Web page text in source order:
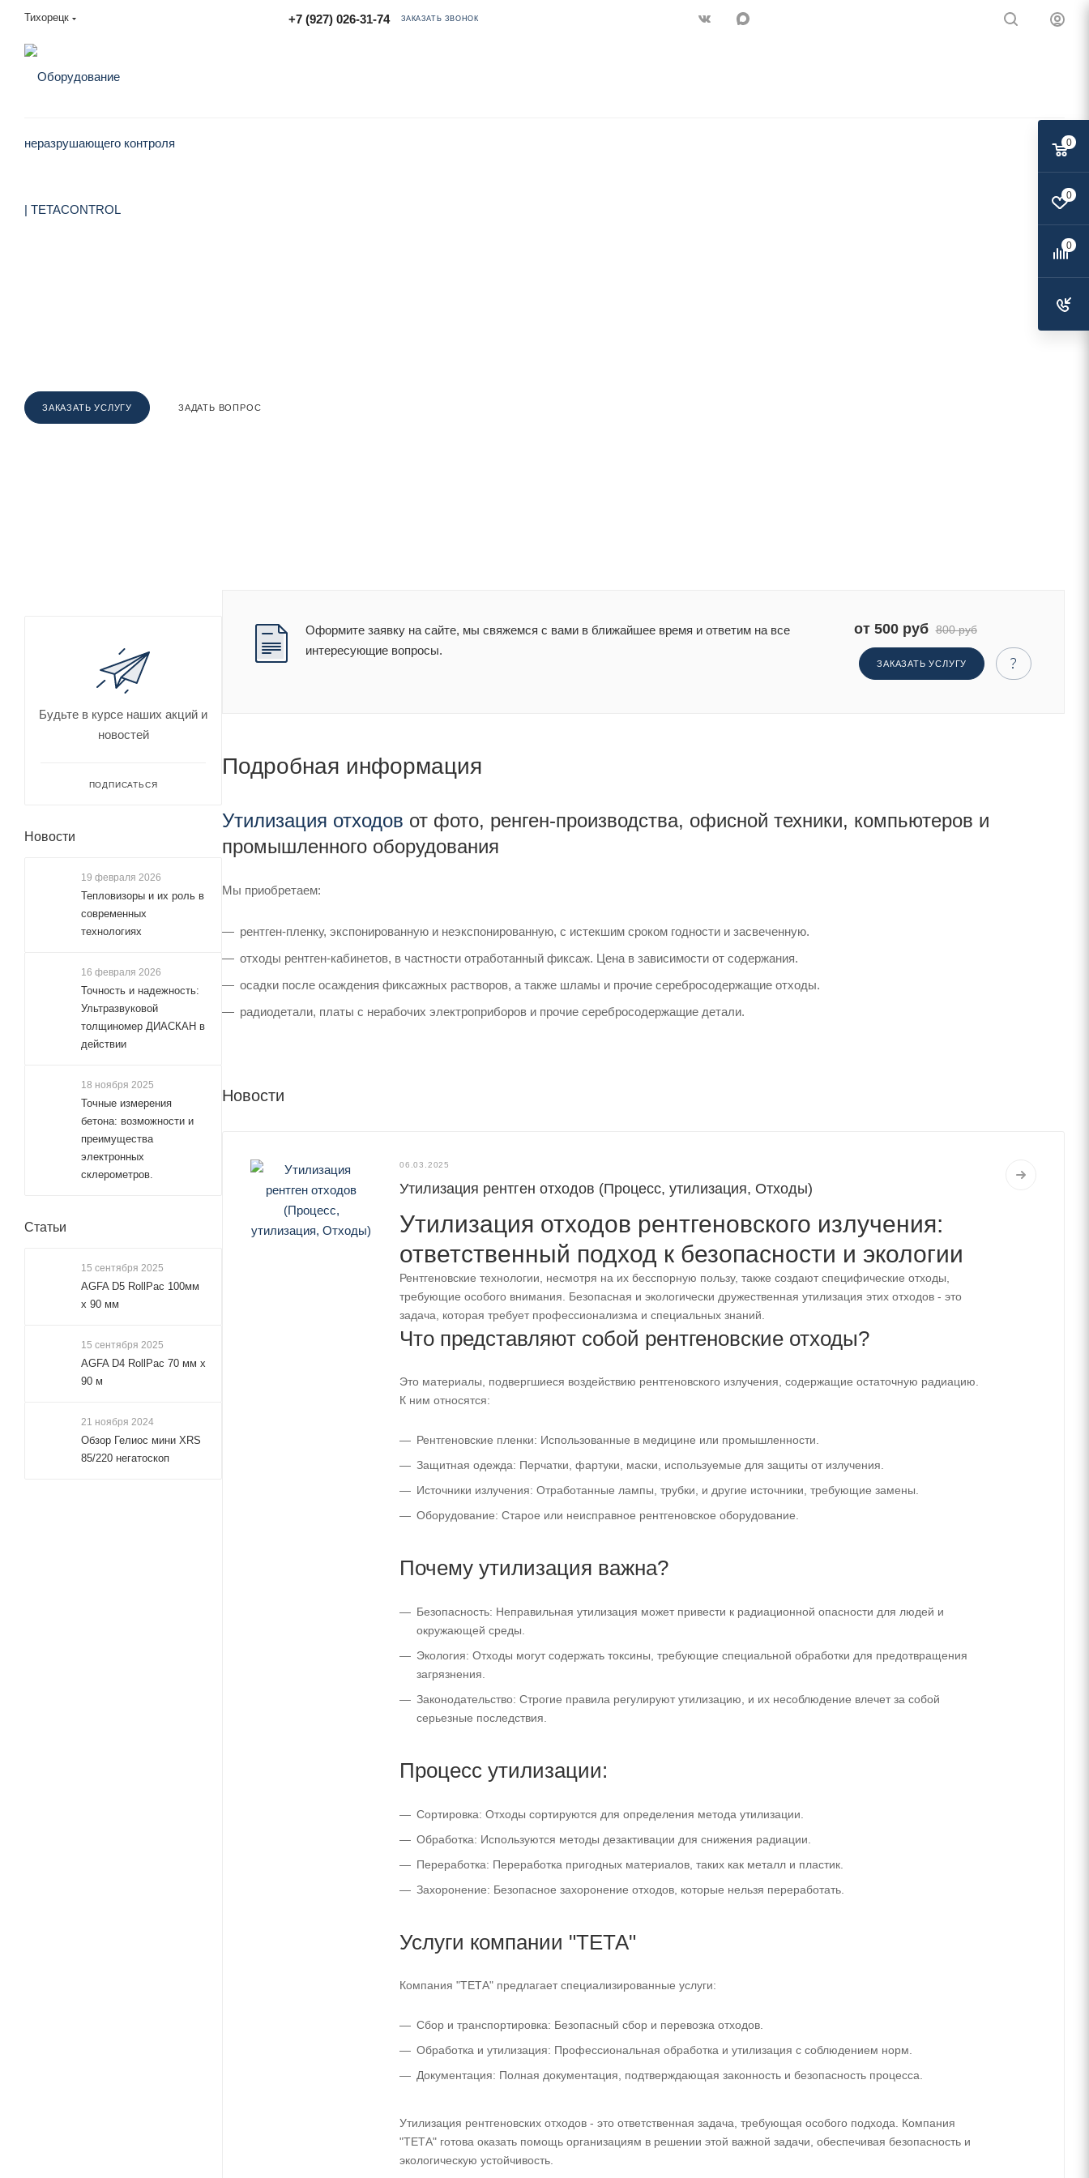
Тихорецк +7 (927) 026-31-74 ЗАКАЗАТЬ ЗВОНОК
ЗАКАЗАТЬ УСЛУГУ ЗАДАТЬ ВОПРОС
Оформите заявку на сайте, мы свяжемся с вами в ближайшее время и ответим на все
интересующие вопросы.
от 500 руб 800 руб
ЗАКАЗАТЬ УСЛУГУ
Подробная информация
Утилизация отходов от фото, ренген-производства, офисной техники, компьютеров и
промышленного оборудования
Мы приобретаем:
рентген-пленку, экспонированную и неэкспонированную, с истекшим сроком годности и засвеченную.
отходы рентген-кабинетов, в частности отработанный фиксаж. Цена в зависимости от содержания.
осадки после осаждения фиксажных растворов, а также шламы и прочие серебросодержащие отходы.
радиодетали, платы с нерабочих электроприборов и прочие серебросодержащие детали.
Новости
06.03.2025
Утилизация рентген отходов (Процесс, утилизация, Отходы)
Утилизация отходов рентгеновского излучения:
ответственный подход к безопасности и экологии
Рентгеновские технологии, несмотря на их бесспорную пользу, также создают специфические отходы,
требующие особого внимания. Безопасная и экологически дружественная утилизация этих отходов - это
задача, которая требует профессионализма и специальных знаний.
Что представляют собой рентгеновские отходы?
Это материалы, подвергшиеся воздействию рентгеновского излучения, содержащие остаточную радиацию.
К ним относятся:
Рентгеновские пленки: Использованные в медицине или промышленности.
Защитная одежда: Перчатки, фартуки, маски, используемые для защиты от излучения.
Источники излучения: Отработанные лампы, трубки, и другие источники, требующие замены.
Оборудование: Старое или неисправное рентгеновское оборудование.
Почему утилизация важна?
Безопасность: Неправильная утилизация может привести к радиационной опасности для людей и
окружающей среды.
Экология: Отходы могут содержать токсины, требующие специальной обработки для предотвращения
загрязнения.
Законодательство: Строгие правила регулируют утилизацию, и их несоблюдение влечет за собой
серьезные последствия.
Процесс утилизации:
Сортировка: Отходы сортируются для определения метода утилизации.
Обработка: Используются методы дезактивации для снижения радиации.
Переработка: Переработка пригодных материалов, таких как металл и пластик.
Захоронение: Безопасное захоронение отходов, которые нельзя переработать.
Услуги компании "ТЕТА"
Компания "ТЕТА" предлагает специализированные услуги:
Сбор и транспортировка: Безопасный сбор и перевозка отходов.
Обработка и утилизация: Профессиональная обработка и утилизация с соблюдением норм.
Документация: Полная документация, подтверждающая законность и безопасность процесса.
Утилизация рентгеновских отходов - это ответственная задача, требующая особого подхода. Компания
"ТЕТА" готова оказать помощь организациям в решении этой важной задачи, обеспечивая безопасность и
экологическую устойчивость.
Будьте в курсе наших акций и
новостей
ПОДПИСАТЬСЯ
Новости
19 февраля 2026
Тепловизоры и их роль в
современных
технологиях
16 февраля 2026
Точность и надежность:
Ультразвуковой
толщиномер ДИАСКАН в
действии
18 ноября 2025
Точные измерения
бетона: возможности и
преимущества
электронных
склерометров.
Статьи
15 сентября 2025
AGFA D5 RollPac 100мм
х 90 мм
15 сентября 2025
AGFA D4 RollPac 70 мм x
90 м
21 ноября 2024
Обзор Гелиос мини XRS
85/220 негатоскоп
0
0
0